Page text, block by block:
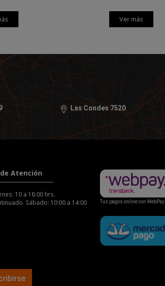
Ver más
Las Condes 7520
Atención
10 a 18:00 hrs.
Sábado: 10:00 a 14:00
Tus pagos online con WebPay